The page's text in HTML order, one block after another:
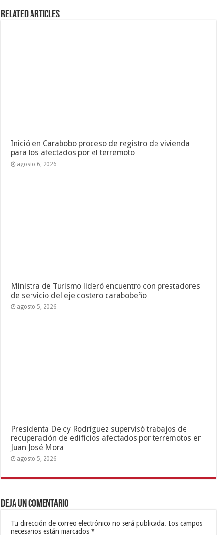
Related Articles
Inició en Carabobo proceso de registro de vivienda
para los afectados por el terremoto
agosto 6, 2026
Ministra de Turismo lideró encuentro con prestadores
de servicio del eje costero carabobeño
agosto 5, 2026
Presidenta Delcy Rodríguez supervisó trabajos de
recuperación de edificios afectados por terremotos en
Juan José Mora
agosto 5, 2026
Deja un comentario
Tu dirección de correo electrónico no será publicada. Los campos
necesarios están marcados*